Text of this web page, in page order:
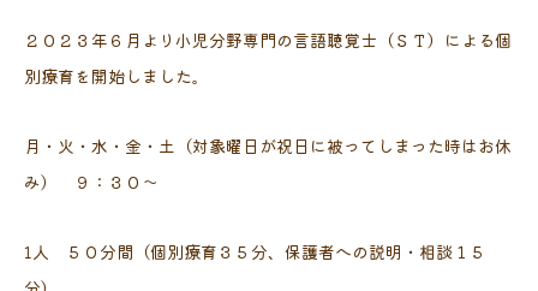
２０２３年６月より小児分野専門の言語聴覚士（ＳＴ）による個
別療育を開始しました。
月・火・水・金・土（対象曜日が祝日に被ってしまった時はお休
み） ９：３０～
1人 ５０分間（個別療育３５分、保護者への説明・相談１５